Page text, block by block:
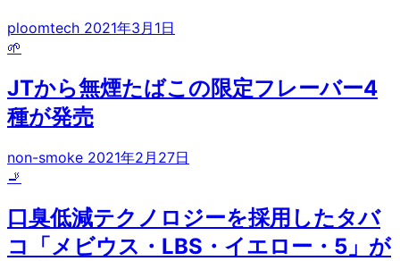
ploomtech 2021年3月1日
🌱
JTから無煙たばこの限定フレーバー4
種が発売
non-smoke 2021年2月27日
🚬
口臭低減テクノロジーを採用したタバ
コ「メビウス・LBS・イエロー・5」が